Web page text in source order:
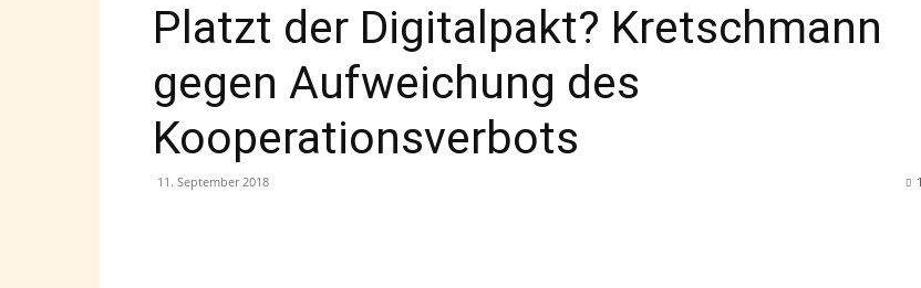
Platzt der Digitalpakt? Kretschmann
gegen Aufweichung des
Kooperationsverbots
11. September 2018 1